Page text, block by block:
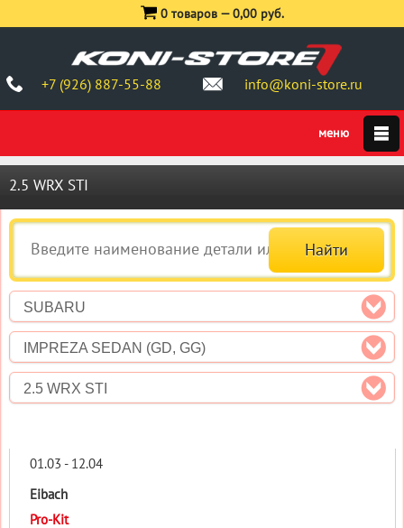
+7 (926) 887-55-88 info@koni-store.ru
0 товаров —0,00 руб.
2.5 WRX STI
SUBARU
IMPREZA SEDAN (GD, GG)
2.5 WRX STI
01.03 - 12.04
Eibach
Pro-Kit